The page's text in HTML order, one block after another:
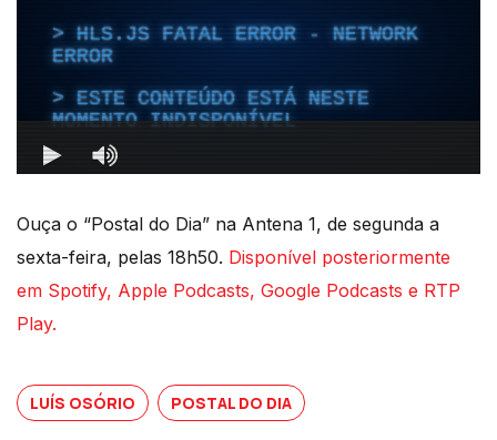
Ouça o “Postal do Dia” na Antena 1, de segunda a
sexta-feira, pelas 18h50. Disponível posteriormente
em Spotify, Apple Podcasts, Google Podcasts e RTP
Play.
LUÍS OSÓRIO POSTAL DO DIA